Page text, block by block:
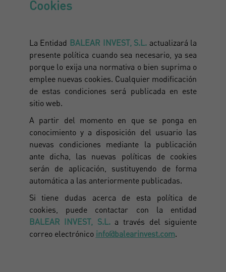
Cookies
La Entidad BALEAR INVEST, S.L. actualizará la
presente política cuando sea necesario, ya sea
porque lo exija una normativa o bien suprima o
emplee nuevas cookies. Cualquier modificación
de estas condiciones será publicada en este
sitio web.
A partir del momento en que se ponga en
conocimiento y a disposición del usuario las
nuevas condiciones mediante la publicación
ante dicha, las nuevas políticas de cookies
serán de aplicación, sustituyendo de forma
automática a las anteriormente publicadas.
Si tiene dudas acerca de esta política de
cookies, puede contactar con la entidad
BALEAR INVEST, S.L.a través del siguiente
correo electrónico info@balearinvest.com.